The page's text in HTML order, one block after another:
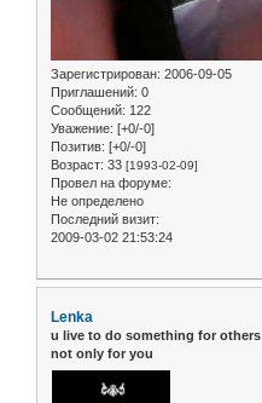
Зарегистрирован: 2006-09-05
Приглашений: 0
Сообщений: 122
Уважение: [+0/-0]
Позитив: [+0/-0]
Возраст: 33 [1993-02-09]
Провел на форуме:
Не определено
Последний визит:
2009-03-02 21:53:24
Lenka
u live to do something for others
not only for you